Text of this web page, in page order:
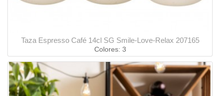
Taza Espresso Café 14cl SG Smile-Love-Relax 207165
Colores: 3